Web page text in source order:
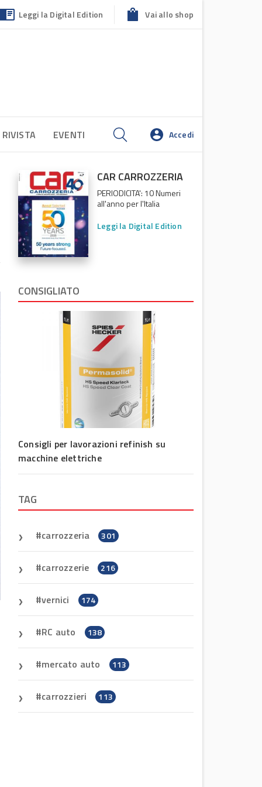
Leggi la Digital Edition Vai allo shop
EVENTI Accedi
CAR CARROZZERIA
PERIODICITA': 10 Numeri
all'anno per l'Italia
Leggi la Digital Edition
CONSIGLIATO
Consigli per lavorazioni refinish su
macchine elettriche
TAG
carrozzeria 301
carrozzerie 216
vernici 174
RC auto 138
mercato auto 113
carrozzieri 113